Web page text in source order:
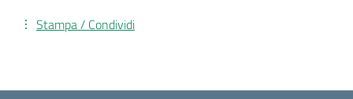
Stampa / Condividi